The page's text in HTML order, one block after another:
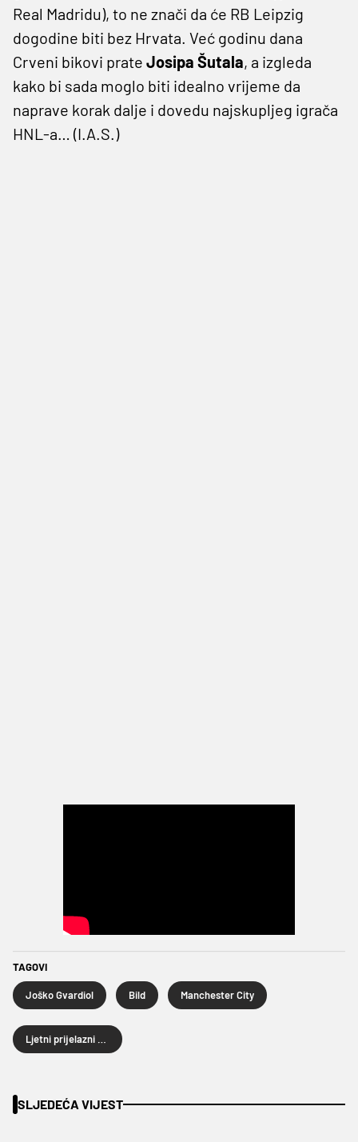
Real Madridu), to ne znači da će RB Leipzig
dogodine biti bez Hrvata. Već godinu dana
Crveni bikovi prate Josipa Šutala, a izgleda
kako bi sada moglo biti idealno vrijeme da
naprave korak dalje i dovedu najskupljeg igrača
HNL-a… (I.A.S.)
TAGOVI
Joško Gvardiol Bild Manchester City
SLJEDEĆA VIJEST